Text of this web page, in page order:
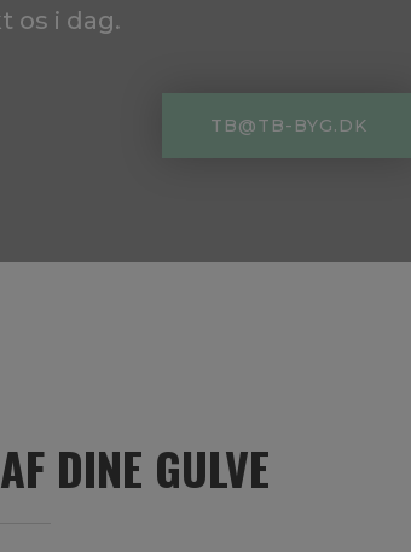
os i dag.
TB@TB-BYG.DK
DINE GULVE